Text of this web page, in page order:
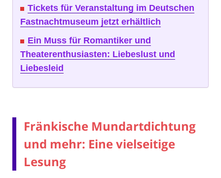
Tickets für Veranstaltung im Deutschen
Fastnachtmuseum jetzt erhältlich
Ein Muss für Romantiker und
Theaterenthusiasten: Liebeslust und
Liebesleid
Fränkische Mundartdichtung
und mehr: Eine vielseitige
Lesung